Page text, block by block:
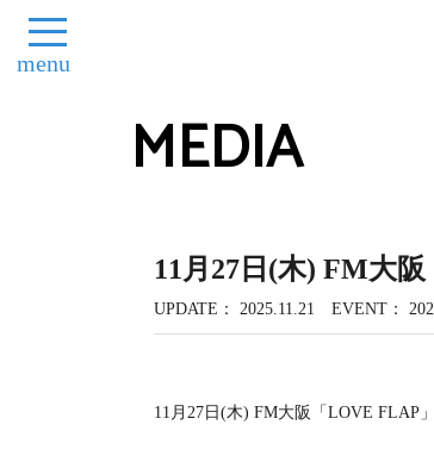
menu
MEDIA
11月27日(木) FM大
UPDATE 2025.11.21 EVENT
11月27日(木) FM大阪「LOVE FLAP